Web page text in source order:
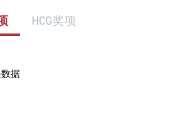
HCG奖项
据